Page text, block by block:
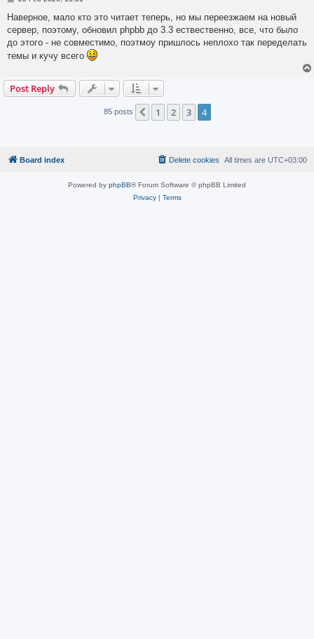
s
Наверное, мало кто это читает теперь, но мы переезжаем на новый
сервер, поэтому, обновил phpbb до 3.3 ествественно, все, что было
до этого - не совместимо, поэтмоу пришлось неплохо так переделать
темы и кучу всего
Post Reply
85 posts Previous
1 2 3 4
Board index All times are UTC+03:00
Delete cookies
Powered by phpBB® Forum Software © phpBB Limited
Privacy| Terms